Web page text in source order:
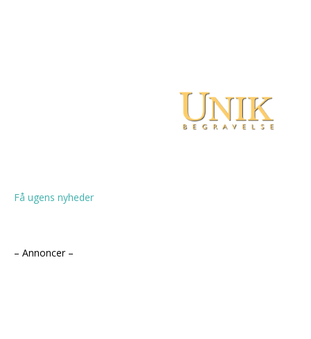
Få ugens nyheder
– Annoncer –